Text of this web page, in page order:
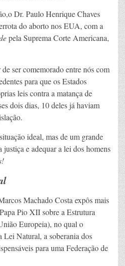
Dr. Paulo Henrique Chaves
do aborto nos EUA, com a
pela Suprema Corte Americana,
ser comemorado entre nós com
para que os Estados
leis contra a matança de
dois dias, 10 deles já haviam
ideal, mas de um grande
justiça e adequar a lei dos homens
Machado Costa expôs mais
Pio XII sobre a Estrutura
Europeia), no qual o
Lei Natural, a soberania dos
para uma Federação de